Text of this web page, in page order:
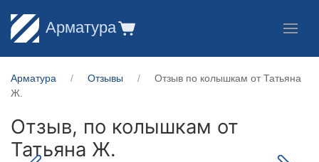
Арматура
Арматура Отзывы
Отзыв по колышкам от Татьяна
Ж.
Отзыв, по колышкам от
Татьяна Ж.